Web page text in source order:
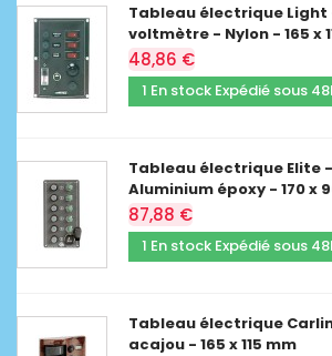
Tableau électrique Light
voltmètre - Nylon - 165 x
48,86 €
1 En stock Expédié sous
Tableau électrique Elite
Aluminium époxy - 170 x
87,88 €
1 En stock Expédié sous
Tableau électrique
acajou - 165 x 115 mm